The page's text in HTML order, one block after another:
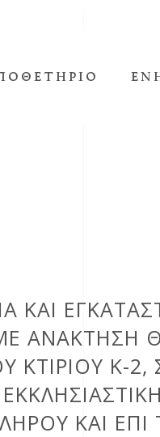
ΚΑΙ
ΑΝΆΚΤΗΣΗ
Κ-2,
ΚΑΙ